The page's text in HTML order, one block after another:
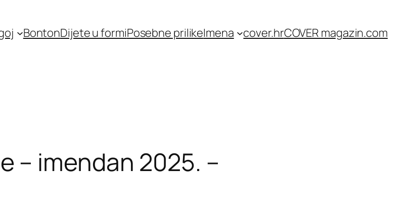
BontonDijete u formiPosebne prilikeImena cover.hrCOVER magazin.com
– imendan 2025. –